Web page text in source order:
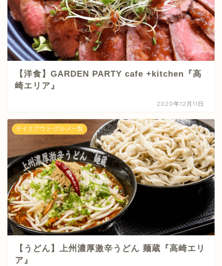
【洋食】GARDEN PARTY cafe +kitchen『高
崎エリア』
2020年12月11日
テイクアウト-グルメ一覧
【うどん】上州濃厚激辛うどん 麺蔵『高崎エリ
ア』